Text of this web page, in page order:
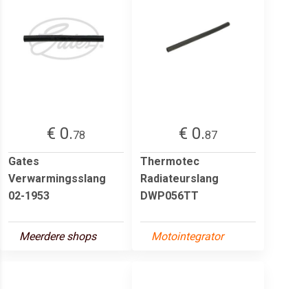
€ 0.78
Gates
Verwarmingsslang
02-1953
Meerdere shops
€ 0.87
Thermotec
Radiateurslang
DWP056TT
Motointegrator